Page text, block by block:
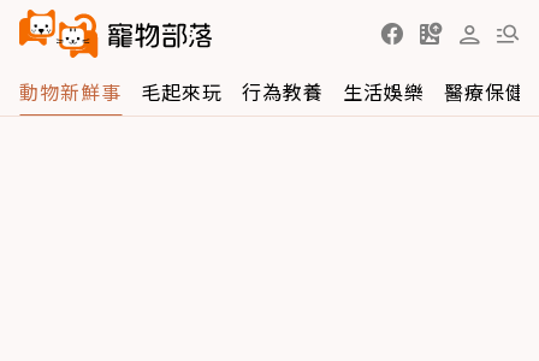
動物新鮮事 毛起來玩 行為教養 生活娛樂 醫療保健